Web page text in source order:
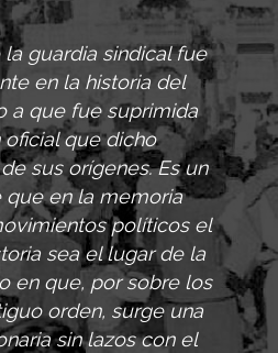
guardia sindical fue
en la historia del
a que fue suprimida
que dicho
sus orígenes. Es un
en la memoria
políticos el
sea el lugar de la
en que, por sobre los
orden, surge una
sin lazos con el